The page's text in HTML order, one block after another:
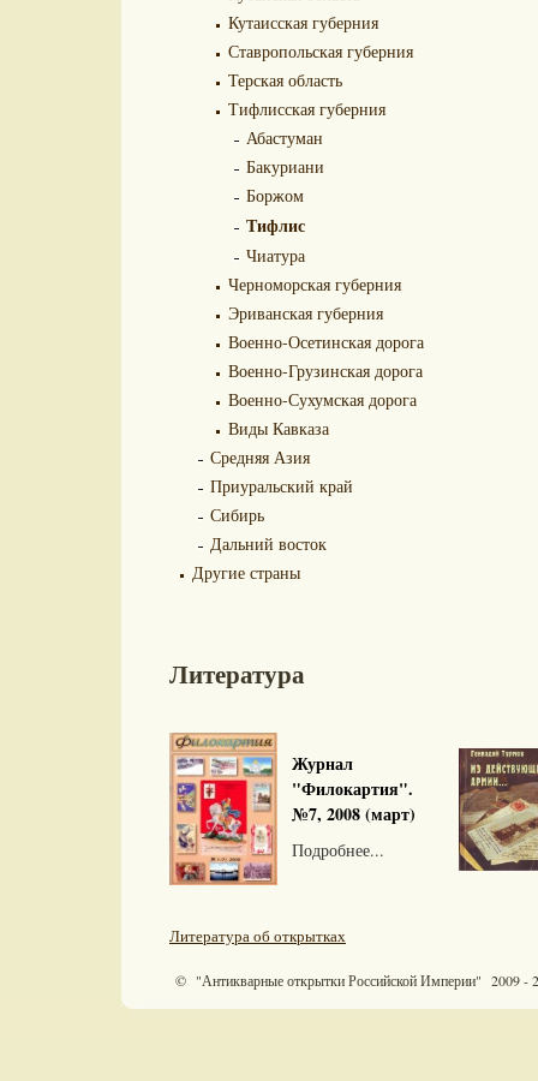
Кутаисская губерния
Ставропольская губерния
Терская область
Тифлисская губерния
Абастуман
Бакуриани
Боржом
Тифлис
Чиатура
Черноморская губерния
Эриванская губерния
Военно-Осетинская дорога
Военно-Грузинская дорога
Военно-Сухумская дорога
Виды Кавказа
Средняя Азия
Приуральский край
Сибирь
Дальний восток
Другие страны
Литература
Журнал
"Филокартия".
№7, 2008 (март)
Подробнее...
Литература об открытках
© "Антикварные открытки Российской Империи" 2009 -